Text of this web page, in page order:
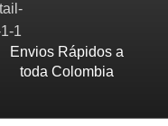
Envios Rápidos a
toda Colombia